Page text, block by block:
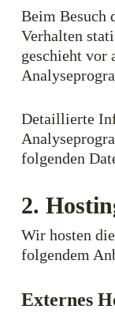
Beim Besuch
Verhalten
geschieht vor
Detaillierte
folgenden
2.
Wir hosten
folgendem
Externes